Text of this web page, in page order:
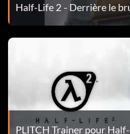
Half-Life 2 - Derrière le
PLITCH Trainer pour